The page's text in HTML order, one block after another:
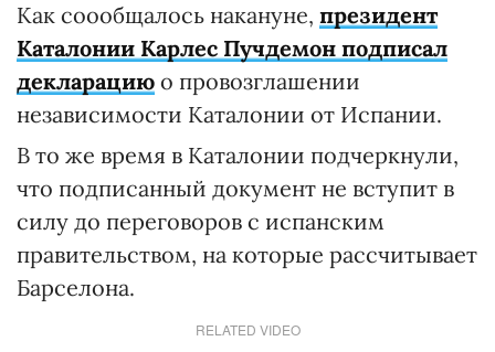
Как соообщалось накануне, президент
Каталонии Карлес Пучдемон подписал
декларацию о провозглашении
независимости Каталонии от Испании.
В то же время в Каталонии подчеркнули,
что подписанный документ не вступит в
силу до переговоров с испанским
правительством, на которые рассчитывает
Барселона.
RELATED VIDEO